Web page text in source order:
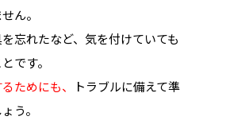
ん。
忘れたなど、気を付けていても
です。
ためにも、
トラブルに備えて準
う。